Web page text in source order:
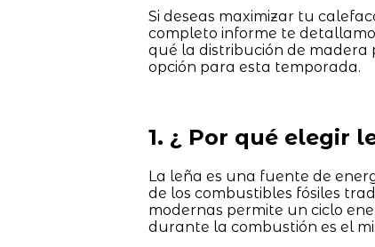
Si deseas maximizar tu
completo informe te
qué la distribución de madera
opción para esta temporada.
1. ¿ Por qué elegir
La leña es una fuente de
de los combustibles fósiles
modernas permite un ciclo
durante la combustión es el